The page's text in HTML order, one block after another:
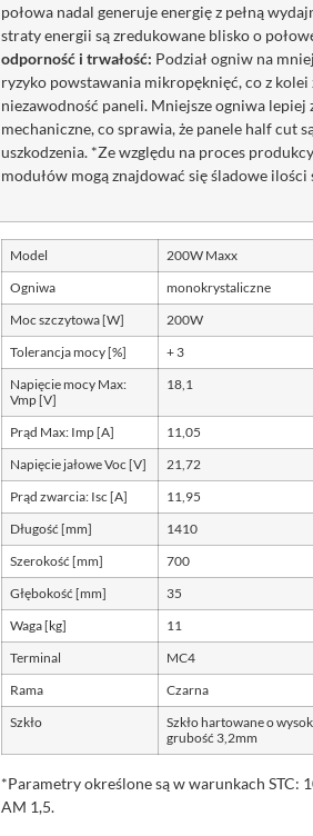
połowa nadal generuje energię z pełną
straty energii są zredukowane blisko o
odporność i trwałość: Podział ogniw na
ryzyko powstawania mikropęknięć, co z kolei
niezawodność paneli. Mniejsze ogniwa lepiej
mechaniczne, co sprawia, że panele half cut
uszkodzenia. *Ze względu na proces
modułów mogą znajdować się śladowe ilości
Model 200W Maxx
Ogniwa monokrystaliczne
Moc szczytowa [W] 200W
Tolerancja mocy [%] + 3
Napięcie mocy Max:
Vmp [V]
18,1
Prąd Max: Imp [A] 11,05
Napięcie jałowe Voc [V] 21,72
Prąd zwarcia: Isc [A] 11,95
Długość [mm] 1410
Szerokość [mm] 700
Głębokość [mm] 35
Waga [kg] 11
Terminal MC4
Rama Czarna
Szkło
Szkło hartowane o
grubość 3,2mm
*Parametry określone są w warunkach STC:
AM 1,5.